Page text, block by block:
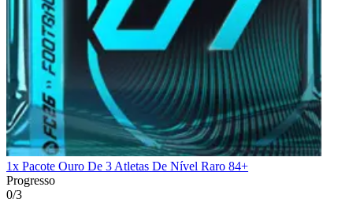
1x Pacote Ouro De 3 Atletas De Nível Raro 84+
Progresso
0/3